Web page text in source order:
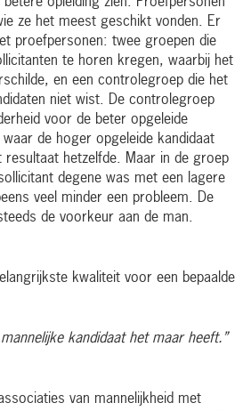
ze het meest geschikt vonden. Er
proefpersonen: twee groepen die
te horen kregen, waarbij het
en een controlegroep die het
niet wist. De controlegroep
voor de beter opgeleide
de hoger opgeleide kandidaat
resultaat hetzelfde. Maar in de groep
degene was met een lagere
veel minder een probleem. De
de voorkeur aan de man.
kwaliteit voor een bepaalde
kandidaat het maar heeft.”
van mannelijkheid met